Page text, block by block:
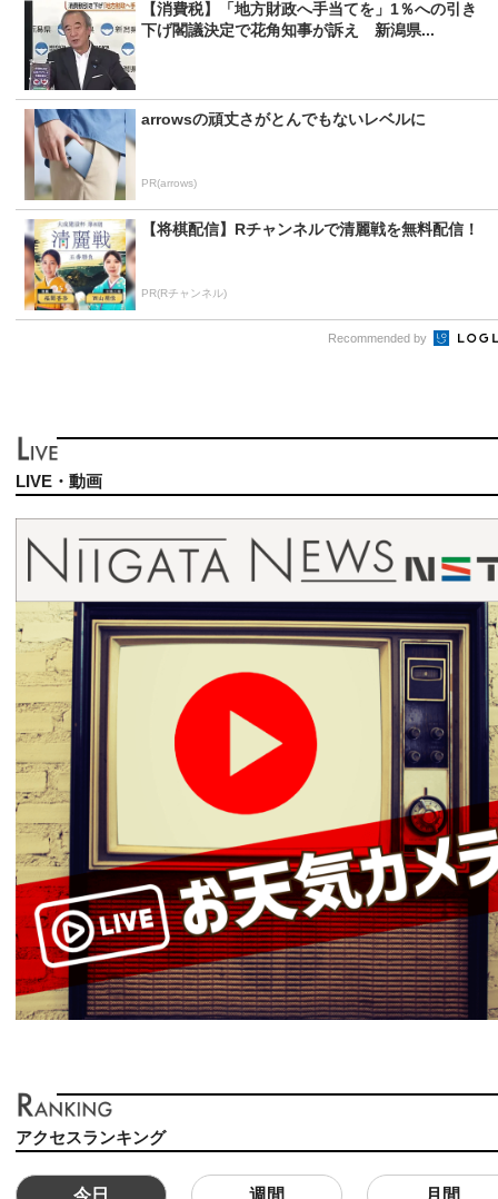
【消費税】「地方財政へ手当てを」1％への引き
下げ閣議決定で花角知事が訴え 新潟県...
arrowsの頑丈さがとんでもないレベルに
PR(arrows)
【将棋配信】Rチャンネルで清麗戦を無料配信！
PR(Rチャンネル)
Recommended by
LIVE・動画
アクセスランキング